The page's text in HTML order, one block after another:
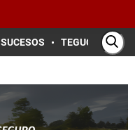
SUCESOS TEGUCIGALPA